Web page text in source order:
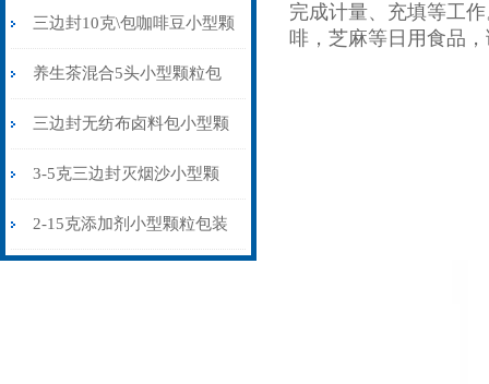
三边封10克\包咖啡豆小型颗
粒包装机多少钱
养生茶混合5头小型颗粒包
装机高精度可定制
三边封无纺布卤料包小型颗
粒包装机厂家
3-5克三边封灭烟沙小型颗
粒包装机智能化
2-15克添加剂小型颗粒包装
完成计量、充填等工
啡，芝麻等日用食品